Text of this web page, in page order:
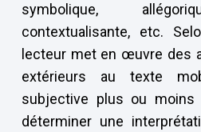
symbolique,
contextualisante, etc.
lecteur met en œuvre des
extérieurs au texte
subjective plus ou moins
déterminer une